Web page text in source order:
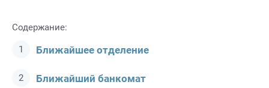
Содержание:
Ближайшее отделение
Ближайший банкомат